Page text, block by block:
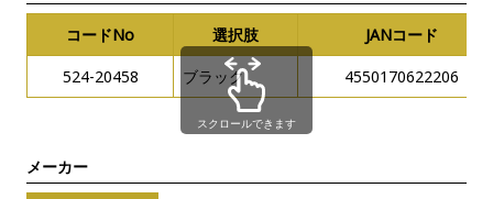
コードNo 選択肢
JANコード
524-20458
ブラック 4550170622206
スクロールできます
メーカー